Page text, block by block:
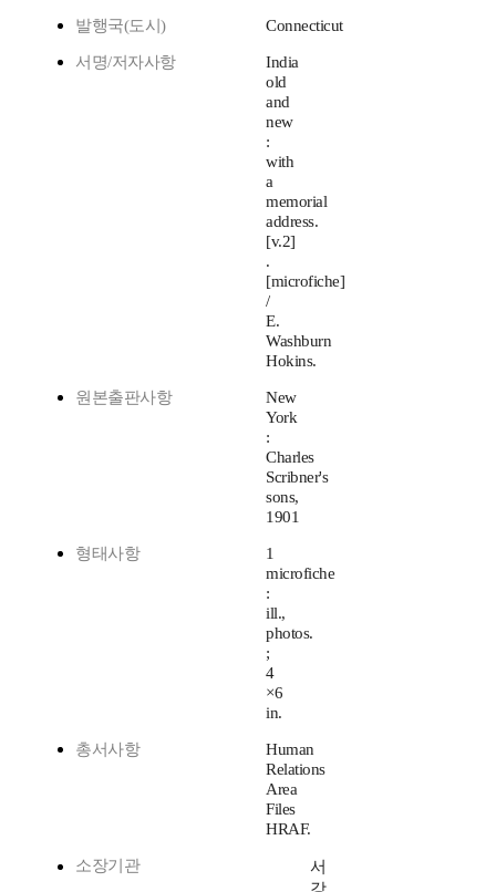
발행국(도시) Connecticut
서명/저자사항
India
old
and
new
:
with
a
memorial
address.
[v.2]
.
[microfiche]
/
E.
Washburn
Hokins.
원본출판사항
New
York
:
Charles
Scribner's
sons,
1901
형태사항
1
microfiche
:
ill.,
photos.
;
4
×6
in.
총서사항
Human
Relations
Area
Files
HRAF.
소장기관
서